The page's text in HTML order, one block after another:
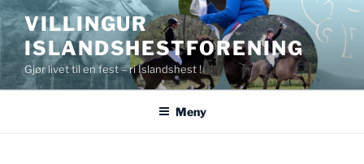
Gå
til
innhold
VILLINGUR
ISLANDSHESTFORENING
Gjør livet til en fest – ri Islandshest !
Meny